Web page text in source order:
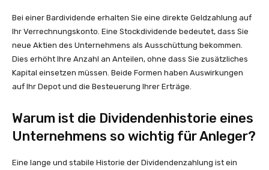
Bei einer Bardividende erhalten Sie eine direkte Geldzahlung auf
Ihr Verrechnungskonto. Eine Stockdividende bedeutet, dass Sie
neue Aktien des Unternehmens als Ausschüttung bekommen.
Dies erhöht Ihre Anzahl an Anteilen, ohne dass Sie zusätzliches
Kapital einsetzen müssen. Beide Formen haben Auswirkungen
auf Ihr Depot und die Besteuerung Ihrer Erträge.
Warum ist die Dividendenhistorie eines
Unternehmens so wichtig für Anleger?
Eine lange und stabile Historie der Dividendenzahlung ist ein